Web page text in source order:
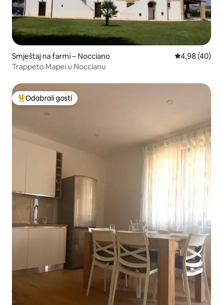
Smještaj na farmi – Nocciano Prosječna
4,98 (40)
Trappeto Mapei u Noccianu
Među najviše rangiranima s oznakom „Odabrali gosti”
Odabrali gosti